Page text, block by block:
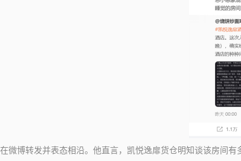
博转发并表态相沿。他直言，凯悦逸扉货仓明知谈该房间有